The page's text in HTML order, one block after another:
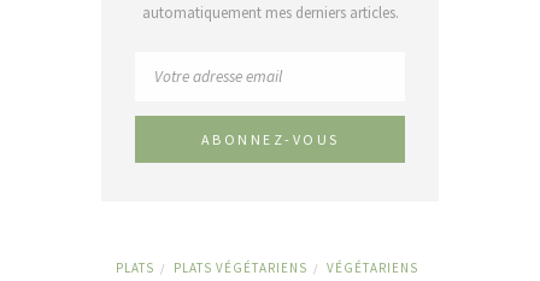
automatiquement mes derniers articles.
PLATS / PLATS VÉGÉTARIENS / VÉGÉTARIENS